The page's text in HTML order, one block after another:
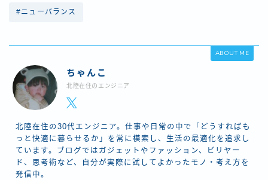
#ニューバランス
ABOUT ME
ちゃんこ
北陸在住のエンジニア
北陸在住の30代エンジニア。仕事や日常の中で「どうすればも
っと快適に暮らせるか」を常に模索し、生活の最適化を追求し
ています。ブログではガジェットやファッション、ビリヤー
ド、思考術など、自分が実際に試してよかったモノ・考え方を
発信中。